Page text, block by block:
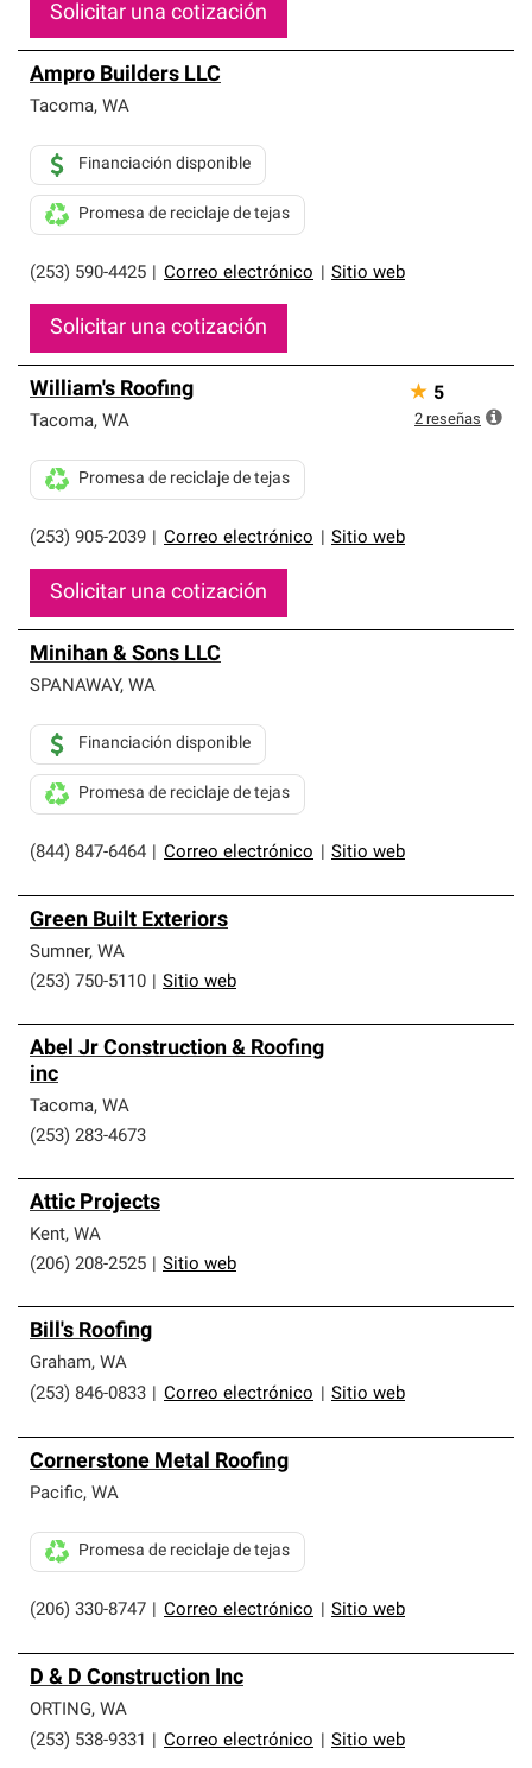
Solicitar una cotización
Ampro Builders LLC
Tacoma, WA
(253) 590-4425 Correo electrónico Sitio web
Financiación disponible
Promesa de reciclaje de tejas
Solicitar una cotización
William's Roofing
Tacoma, WA
(253) 905-2039 Correo electrónico Sitio web
Promesa de reciclaje de tejas
Solicitar una cotización
★ 5
2 reseñas
Minihan & Sons LLC
SPANAWAY, WA
(844) 847-6464 Correo electrónico Sitio web
Financiación disponible
Promesa de reciclaje de tejas
Green Built Exteriors
Sumner, WA
(253) 750-5110
Sitio web
Abel Jr Construction & Roofing
inc
Tacoma, WA
(253) 283-4673
Attic Projects
Kent, WA
(206) 208-2525
Sitio web
Bill's Roofing
Graham, WA
(253) 846-0833
Correo electrónico Sitio web
Cornerstone Metal Roofing
Pacific, WA
(206) 330-8747 Correo electrónico Sitio web
Promesa de reciclaje de tejas
D & D Construction Inc
ORTING, WA
(253) 538-9331
Correo electrónico Sitio web